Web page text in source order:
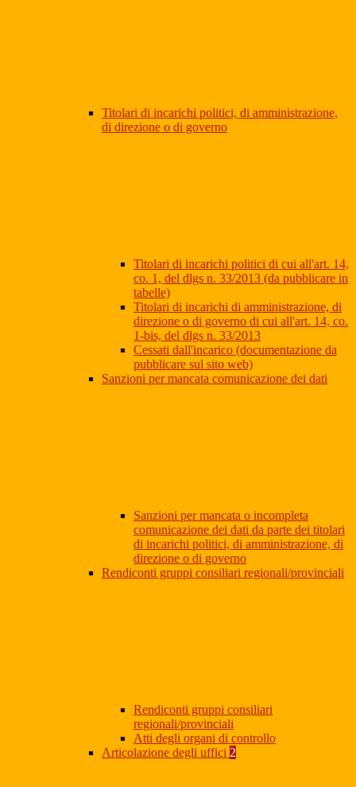
Titolari di incarichi politici, di amministrazione,
di direzione o di governo
Titolari di incarichi politici di cui all'art. 14,
co. 1, del dlgs n. 33/2013 (da pubblicare in
tabelle)
Titolari di incarichi di amministrazione, di
direzione o di governo di cui all'art. 14, co.
1-bis, del dlgs n. 33/2013
Cessati dall'incarico (documentazione da
pubblicare sul sito web)
Sanzioni per mancata comunicazione dei dati
Sanzioni per mancata o incompleta
comunicazione dei dati da parte dei titolari
di incarichi politici, di amministrazione, di
direzione o di governo
Rendiconti gruppi consiliari regionali/provinciali
Rendiconti gruppi consiliari
regionali/provinciali
Atti degli organi di controllo
Articolazione degli uffici 2